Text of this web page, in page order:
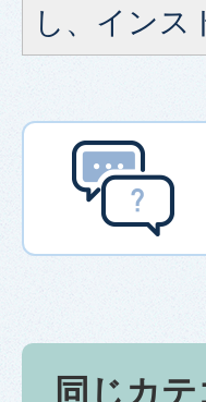
し、インス
同じカ